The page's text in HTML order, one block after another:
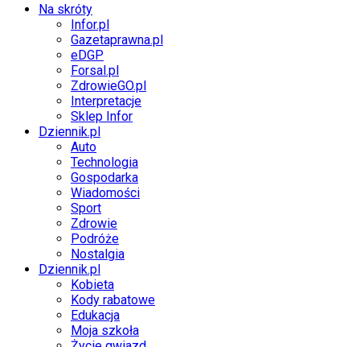
Na skróty
Infor.pl
Gazetaprawna.pl
eDGP
Forsal.pl
ZdrowieGO.pl
Interpretacje
Sklep Infor
Dziennik.pl
Auto
Technologia
Gospodarka
Wiadomości
Sport
Zdrowie
Podróże
Nostalgia
Dziennik.pl
Kobieta
Kody rabatowe
Edukacja
Moja szkoła